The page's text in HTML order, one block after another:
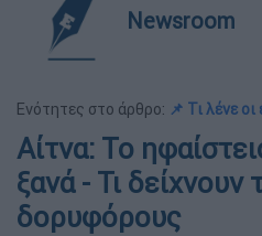
Newsroom
Ενότητες στο άρθρο: 📌 Τι λένε οι
Αίτνα: Το
ξανά - Τι
δορυφόρους